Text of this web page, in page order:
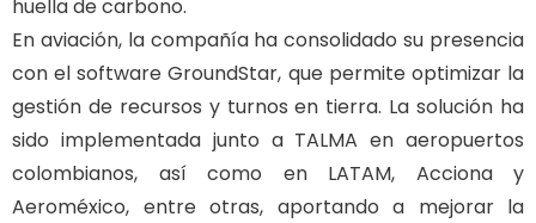
huella de carbono.
En aviación, la compañía ha consolidado su presencia
con el software GroundStar, que permite optimizar la
gestión de recursos y turnos en tierra. La solución ha
sido implementada junto a TALMA en aeropuertos
colombianos, así como en LATAM, Acciona y
Aeroméxico, entre otras, aportando a mejorar la